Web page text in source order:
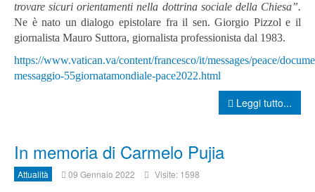
trovare sicuri orientamenti nella dottrina sociale della Chiesa”.
Ne è nato un dialogo epistolare fra il sen. Giorgio Pizzol e il
giornalista Mauro Suttora, giornalista professionista dal 1983.
https://www.vatican.va/content/francesco/it/messages/peace/
messaggio-55giornatamondiale-pace2022.html
Leggi tutto...
In memoria di Carmelo Pujia
Attualità 09 Gennaio 2022 Visite: 1598